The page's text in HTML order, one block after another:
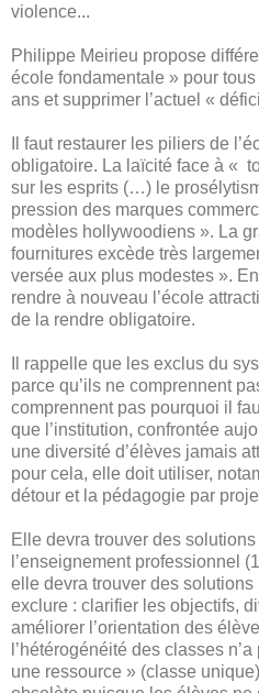
violence...
Philippe Meirieu propose
école fondamentale » pour
ans et supprimer l’actuel «
Il faut restaurer les piliers de
obligatoire. La laïcité face à «
sur les esprits (…) le
pression des marques
modèles hollywoodiens ». La
fournitures excède très
versée aux plus modestes ».
rendre à nouveau l’école
de la rendre obligatoire.
Il rappelle que les exclus du
parce qu’ils ne comprennent
comprennent pas pourquoi il
que l’institution, confrontée
une diversité d’élèves jamais
pour cela, elle doit utiliser,
détour et la pédagogie par
Elle devra trouver des
l’enseignement professionnel
elle devra trouver des
exclure : clarifier les objectifs,
améliorer l’orientation des
l’hétérogénéité des classes
une ressource » (classe